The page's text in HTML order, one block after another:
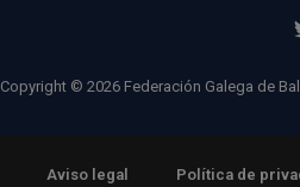
Copyright © 2026 Federación Galega de
Aviso legal Política de